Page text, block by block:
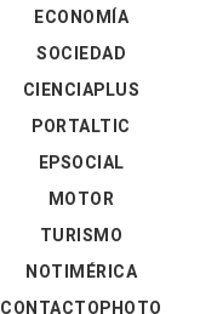
ECONOMÍA
SOCIEDAD
CIENCIAPLUS
PORTALTIC
EPSOCIAL
MOTOR
TURISMO
NOTIMÉRICA